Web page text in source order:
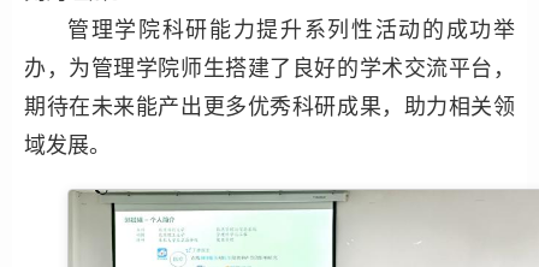
管理学院科研能力提升系列性活动的成功举
办，为管理学院师生搭建了良好的学术交流平台，
期待在未来能产出更多优秀科研成果，助力相关领
域发展。